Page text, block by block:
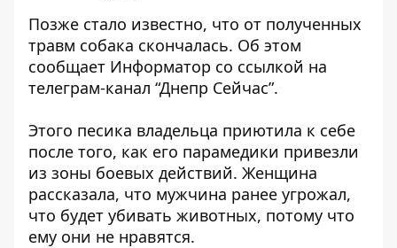
Позже стало известно, что от полученных
травм собака скончалась. Об этом
сообщает Информатор со ссылкой на
телеграм-канал “Днепр Сейчас”.
Этого песика владельца приютила к себе
после того, как его парамедики привезли
из зоны боевых действий. Женщина
рассказала, что мужчина ранее угрожал,
что будет убивать животных, потому что
ему они не нравятся.